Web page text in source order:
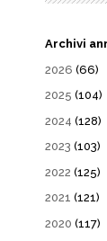
Archivi
2026 (66)
2025 (104)
2024 (128)
2023 (103)
2022 (125)
2021 (121)
2020 (117)